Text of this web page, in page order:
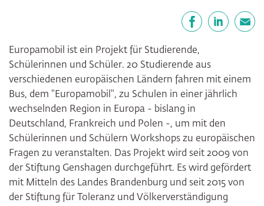
Europamobil ist ein Projekt für Studierende,
Schülerinnen und Schüler. 20 Studierende aus
verschiedenen europäischen Ländern fahren mit einem
Bus, dem "Europamobil", zu Schulen in einer jährlich
wechselnden Region in Europa - bislang in
Deutschland, Frankreich und Polen -, um mit den
Schülerinnen und Schülern Workshops zu europäischen
Fragen zu veranstalten. Das Projekt wird seit 2009 von
der Stiftung Genshagen durchgeführt. Es wird gefördert
mit Mitteln des Landes Brandenburg und seit 2015 von
der Stiftung für Toleranz und Völkerverständigung